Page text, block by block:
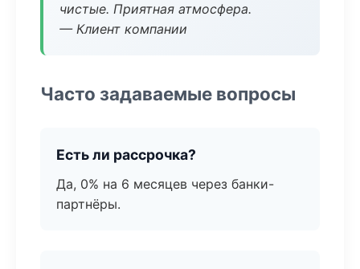
чистые. Приятная атмосфера.
— Клиент компании
Часто задаваемые вопросы
Есть ли рассрочка?
Да, 0% на 6 месяцев через банки-
партнёры.